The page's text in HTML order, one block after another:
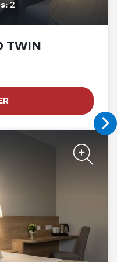
2
TWIN
de la